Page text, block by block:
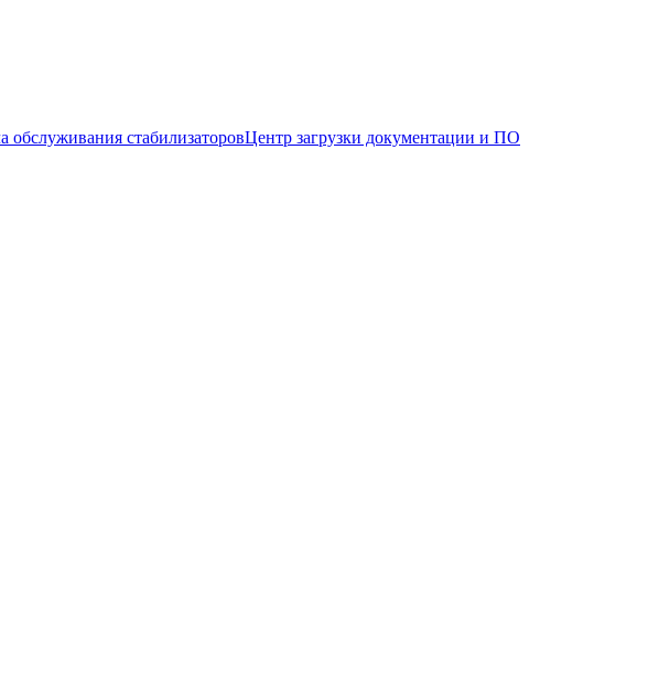
обслуживания стабилизаторовЦентр загрузки документации и ПО